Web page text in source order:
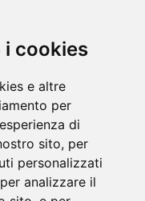
i cookies
e altre
per
di
sito, per
personalizzati
analizzare il
la 38ª Sagra
novembre 2025: al
tipici, mercato, musica
la giornata.
Music Week con un
Duomo, il
di un evento unico
talk con ospiti
sul mestiere del